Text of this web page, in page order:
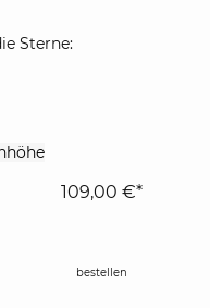
Sterne:
collapse
109,00 €*
bestellen